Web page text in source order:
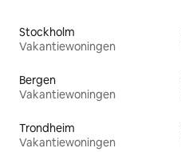
Stockholm
Vakantiewoningen
Bergen
Vakantiewoningen
Trondheim
Vakantiewoningen